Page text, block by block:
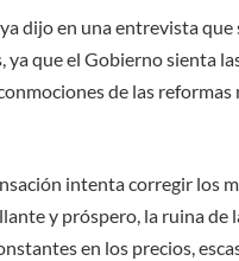
dijo en una entrevista
ya que el Gobierno sienta
de las
intenta corregir los
y próspero, la ruina de
en los precios,